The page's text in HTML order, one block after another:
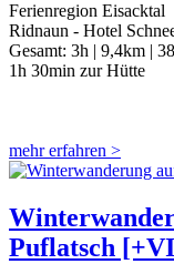
Ferienregion Eisacktal
Ridnaun - Hotel
Gesamt: 3h | 9,4km |
1h 30min zur Hütte
mehr erfahren >
Puflatsch